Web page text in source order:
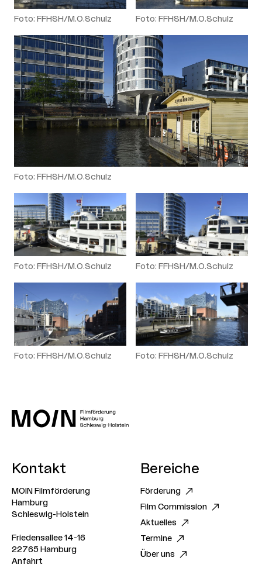
Foto: FFHSH/M.O.Schulz Foto: FFHSH/M.O.Schulz
Foto: FFHSH/M.O.Schulz
Foto: FFHSH/M.O.Schulz Foto: FFHSH/M.O.Schulz
Foto: FFHSH/M.O.Schulz Foto: FFHSH/M.O.Schulz
Kontakt
MOIN Filmförderung
Hamburg
Schleswig-Holstein
Friedensallee 14-16
22765 Hamburg
Anfahrt
Bereiche
Förderung
Film Commission
Aktuelles
Termine
Über uns